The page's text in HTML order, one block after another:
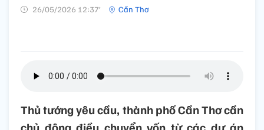
26/05/2026 12:37’ Cần Thơ
Thủ tướng yêu cầu, thành phố Cần Thơ cần